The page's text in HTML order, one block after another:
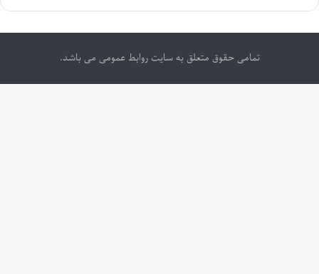
تمامی حقوق متعلق به سایت روابط عمومی می باشد.